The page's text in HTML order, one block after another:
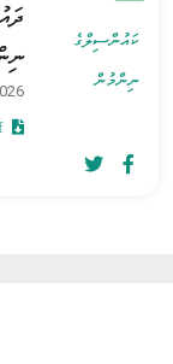
ކައުންސިލްގެ
ނިންމުން
niimun 3_000996-kjU.pdf